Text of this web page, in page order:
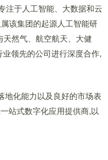
于人工智能、大数据和云
该集团的起源人工智能研
天然气、航空航天、大健
领先的公司进行深度合作,
化能力以及良好的市场表
站式数字化应用提供商,以